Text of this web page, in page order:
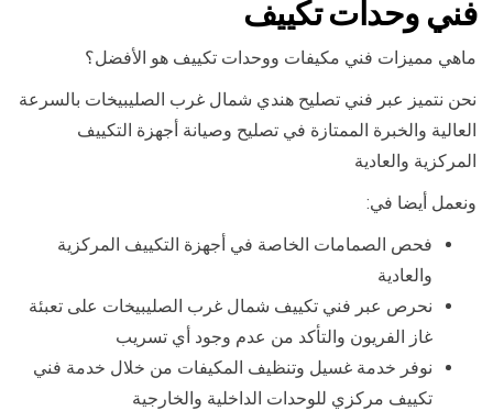
فني وحدات تكييف
ماهي مميزات فني مكيفات ووحدات تكييف هو الأفضل؟
نحن نتميز عبر فني تصليح هندي شمال غرب الصليبيخات بالسرعة
العالية والخبرة الممتازة في تصليح وصيانة أجهزة التكييف
المركزية والعادية
ونعمل أيضا في:
فحص الصمامات الخاصة في أجهزة التكييف المركزية
والعادية
نحرص عبر فني تكييف شمال غرب الصليبيخات على تعبئة
غاز الفريون والتأكد من عدم وجود أي تسريب
نوفر خدمة غسيل وتنظيف المكيفات من خلال خدمة فني
تكييف مركزي للوحدات الداخلية والخارجية